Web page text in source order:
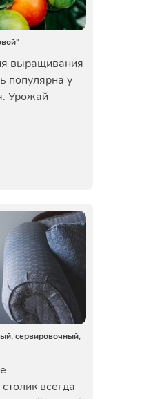
выращивания
популярна у
Урожай
сервировочный,
всегда